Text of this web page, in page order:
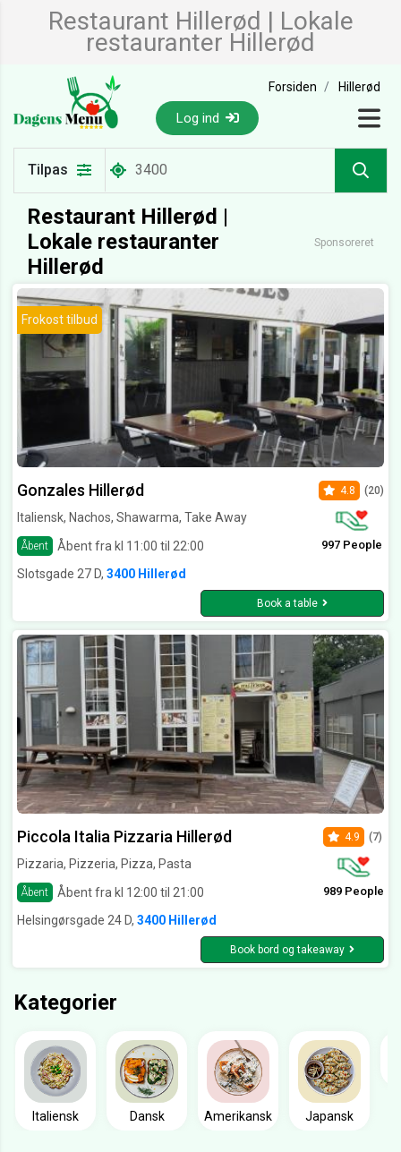
Restaurant Hillerød | Lokale
restauranter Hillerød
Forsiden Hillerød
Log ind
Tilpas
Restaurant Hillerød |
Lokale restauranter
Hillerød
Sponsoreret
Frokost tilbud
Gonzales Hillerød
Italiensk, Nachos, Shawarma, Take Away
Åbent Åbent fra kl 11:00 til 22:00
4.8 (20)
997 People
Slotsgade 27 D, 3400 Hillerød
Book a table
Piccola Italia Pizzaria Hillerød
Pizzaria, Pizzeria, Pizza, Pasta
Åbent Åbent fra kl 12:00 til 21:00
4.9 (7)
989 People
Helsingørsgade 24 D, 3400 Hillerød
Book bord og takeaway
Kategorier
Italiensk Dansk Amerikansk Japansk